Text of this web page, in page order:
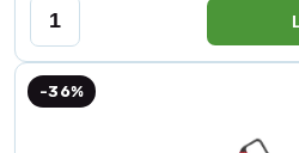
-36%